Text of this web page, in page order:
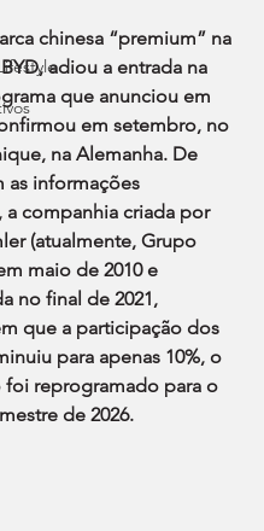
NaN de 5 estrelas.
chinesa “premium” na
adiou a entrada na
que anunciou em
em setembro, no
na Alemanha. De
as informações
a companhia criada por
(atualmente, Grupo
maio de 2010 e
no final de 2021,
que a participação dos
para apenas 10%, o
foi reprogramado para o
de 2026.